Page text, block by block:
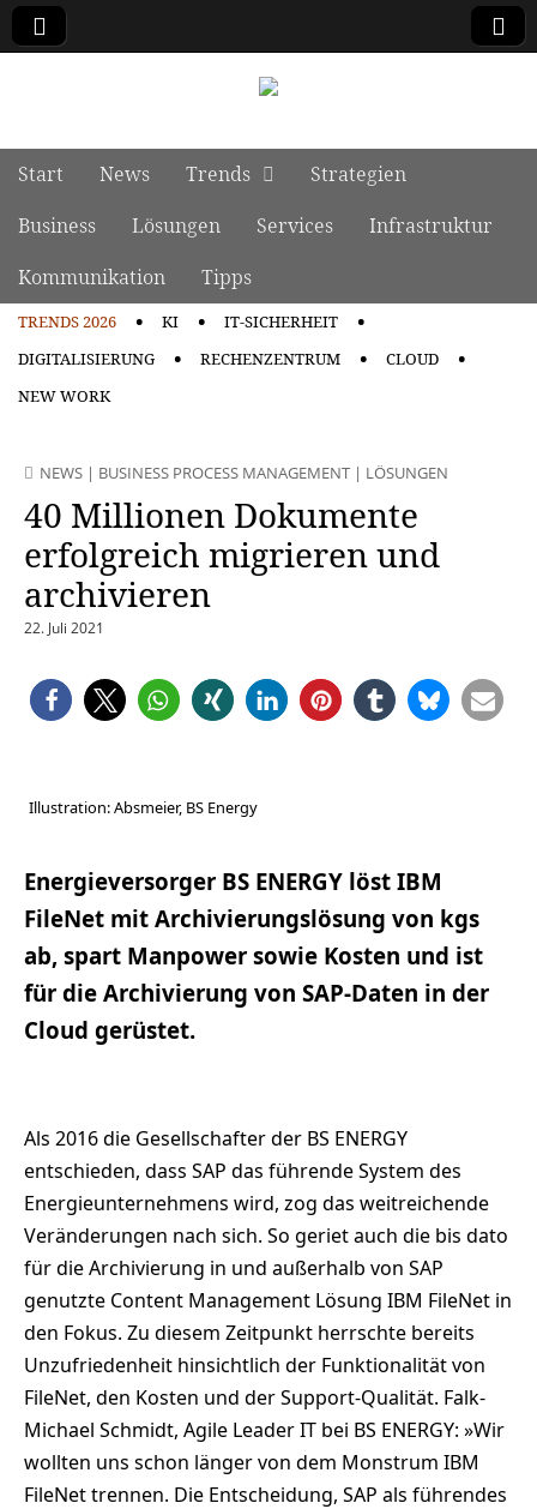
Main menu
Skip to content
Start News Trends
Strategien
Business
Lösungen Services
Infrastruktur
Kommunikation
Tipps
TRENDS 2026 KI
IT-SICHERHEIT
DIGITALISIERUNG
RECHENZENTRUM
CLOUD
NEW WORK
NEWS | BUSINESS PROCESS MANAGEMENT | LÖSUNGEN
40 Millionen Dokumente
erfolgreich migrieren und
archivieren
22. Juli 2021
Illustration: Absmeier, BS Energy
Energieversorger BS ENERGY löst IBM
FileNet mit Archivierungslösung von kgs
ab, spart Manpower sowie Kosten und ist
für die Archivierung von SAP-Daten in der
Cloud gerüstet.
Als 2016 die Gesellschafter der BS ENERGY
entschieden, dass SAP das führende System des
Energieunternehmens wird, zog das weitreichende
Veränderungen nach sich. So geriet auch die bis dato
für die Archivierung in und außerhalb von SAP
genutzte Content Management Lösung IBM FileNet in
den Fokus. Zu diesem Zeitpunkt herrschte bereits
Unzufriedenheit hinsichtlich der Funktionalität von
FileNet, den Kosten und der Support-Qualität. Falk-
Michael Schmidt, Agile Leader IT bei BS ENERGY: »Wir
wollten uns schon länger von dem Monstrum IBM
FileNet trennen. Die Entscheidung, SAP als führendes